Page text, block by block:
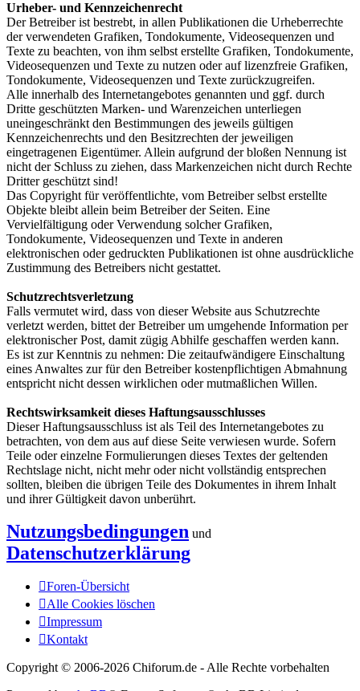
Urheber- und Kennzeichenrecht
Der Betreiber ist bestrebt, in allen Publikationen die Urheberrechte
der verwendeten Grafiken, Tondokumente, Videosequenzen und
Texte zu beachten, von ihm selbst erstellte Grafiken, Tondokumente,
Videosequenzen und Texte zu nutzen oder auf lizenzfreie Grafiken,
Tondokumente, Videosequenzen und Texte zurückzugreifen.
Alle innerhalb des Internetangebotes genannten und ggf. durch
Dritte geschützten Marken- und Warenzeichen unterliegen
uneingeschränkt den Bestimmungen des jeweils gültigen
Kennzeichenrechts und den Besitzrechten der jeweiligen
eingetragenen Eigentümer. Allein aufgrund der bloßen Nennung ist
nicht der Schluss zu ziehen, dass Markenzeichen nicht durch Rechte
Dritter geschützt sind!
Das Copyright für veröffentlichte, vom Betreiber selbst erstellte
Objekte bleibt allein beim Betreiber der Seiten. Eine
Vervielfältigung oder Verwendung solcher Grafiken,
Tondokumente, Videosequenzen und Texte in anderen
elektronischen oder gedruckten Publikationen ist ohne ausdrückliche
Zustimmung des Betreibers nicht gestattet.
Schutzrechtsverletzung
Falls vermutet wird, dass von dieser Website aus Schutzrechte
verletzt werden, bittet der Betreiber um umgehende Information per
elektronischer Post, damit zügig Abhilfe geschaffen werden kann.
Es ist zur Kenntnis zu nehmen: Die zeitaufwändigere Einschaltung
eines Anwaltes zur für den Betreiber kostenpflichtigen Abmahnung
entspricht nicht dessen wirklichen oder mutmaßlichen Willen.
Rechtswirksamkeit dieses Haftungsausschlusses
Dieser Haftungsausschluss ist als Teil des Internetangebotes zu
betrachten, von dem aus auf diese Seite verwiesen wurde. Sofern
Teile oder einzelne Formulierungen dieses Textes der geltenden
Rechtslage nicht, nicht mehr oder nicht vollständig entsprechen
sollten, bleiben die übrigen Teile des Dokumentes in ihrem Inhalt
und ihrer Gültigkeit davon unberührt.
Nutzungsbedingungen und
Datenschutzerklärung
Foren-Übersicht
Alle Cookies löschen
Impressum
Kontakt
Copyright © 2006-2026 Chiforum.de - Alle Rechte vorbehalten